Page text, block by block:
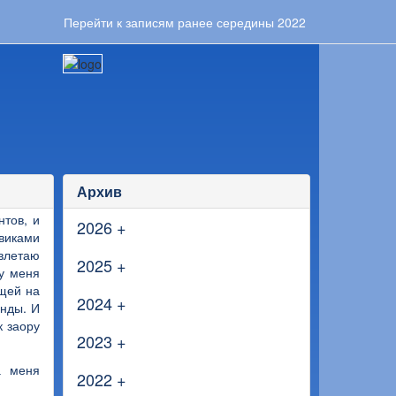
Перейти к записям ранее середины 2022
и
меня
на
И
заору
меня
Архив
2026 +
2025 +
2024 +
2023 +
2022 +